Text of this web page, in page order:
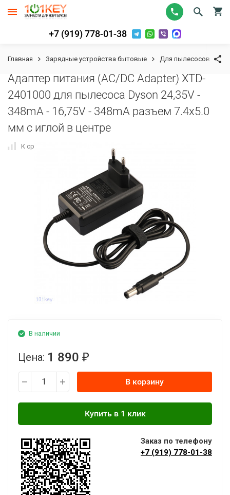
+7 (919) 778-01-38
Главная Зарядные устройства бытовые Для пылесосов
Адаптер питания (AC/DC Adapter) XTD-
2401000 для пылесоса Dyson 24,35V -
348mA - 16,75V - 348mA разъем 7.4x5.0
мм с иглой в центре
К сравнению
В наличии
Цена: 1 890 ₽
В корзину
Заказ по телефону
+7 (919) 778-01-38